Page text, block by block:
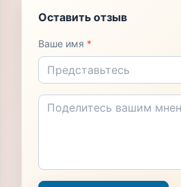
Оставить отзыв
Ваше имя *